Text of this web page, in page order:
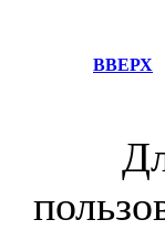
ВВЕРХ